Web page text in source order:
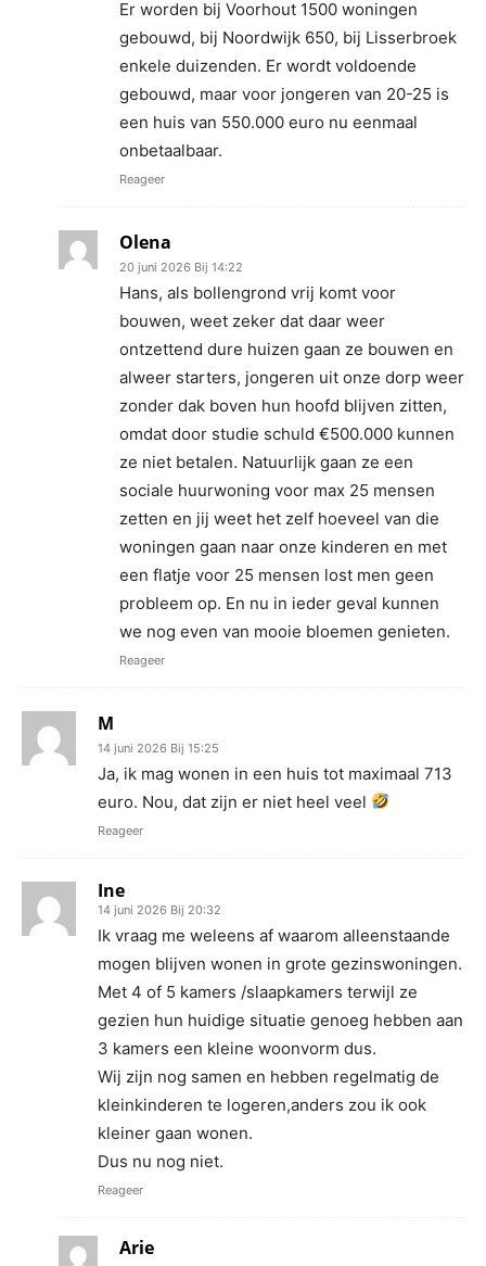
Er worden bij Voorhout 1500 woningen
gebouwd, bij Noordwijk 650, bij Lisserbroek
enkele duizenden. Er wordt voldoende
gebouwd, maar voor jongeren van 20-25 is
een huis van 550.000 euro nu eenmaal
onbetaalbaar.
Reageer
Olena
20 juni 2026 Bij 14:22
Hans, als bollengrond vrij komt voor
bouwen, weet zeker dat daar weer
ontzettend dure huizen gaan ze bouwen en
alweer starters, jongeren uit onze dorp weer
zonder dak boven hun hoofd blijven zitten,
omdat door studie schuld €500.000 kunnen
ze niet betalen. Natuurlijk gaan ze een
sociale huurwoning voor max 25 mensen
zetten en jij weet het zelf hoeveel van die
woningen gaan naar onze kinderen en met
een flatje voor 25 mensen lost men geen
probleem op. En nu in ieder geval kunnen
we nog even van mooie bloemen genieten.
Reageer
M
14 juni 2026 Bij 15:25
Ja, ik mag wonen in een huis tot maximaal 713
euro. Nou, dat zijn er niet heel veel
Reageer
Ine
14 juni 2026 Bij 20:32
Ik vraag me weleens af waarom alleenstaande
mogen blijven wonen in grote gezinswoningen.
Met 4 of 5 kamers /slaapkamers terwijl ze
gezien hun huidige situatie genoeg hebben aan
3 kamers een kleine woonvorm dus.
Wij zijn nog samen en hebben regelmatig de
kleinkinderen te logeren,anders zou ik ook
kleiner gaan wonen.
Dus nu nog niet.
Reageer
Arie